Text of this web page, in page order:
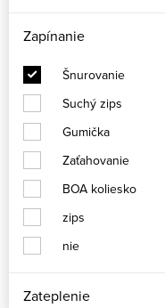
Zapínanie
Šnurovanie
Suchý zips
Gumička
Zaťahovanie
BOA koliesko
zips
nie
Zateplenie